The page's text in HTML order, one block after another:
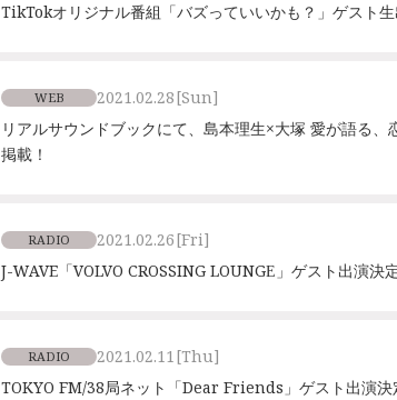
TikTokオリジナル番組「バズっていいかも？」ゲスト生
WEB 2021.02.28[Sun]
リアルサウンドブックにて、島本理生×大塚 愛が語る
掲載！
RADIO 2021.02.26[Fri]
J-WAVE「VOLVO CROSSING LOUNGE」ゲスト出演決
RADIO 2021.02.11[Thu]
TOKYO FM/38局ネット「Dear Friends」ゲスト出演決